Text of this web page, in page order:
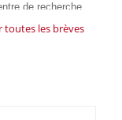
de recherche
à promouvoir
transforme
toutes les brèves